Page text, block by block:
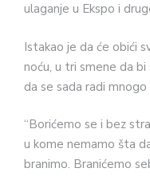
ulaganje u Ekspo i
Istakao je da će obići
noću, u tri smene da
da se sada radi
“Borićemo se i bez
u kome nemamo šta
branimo. Branićemo